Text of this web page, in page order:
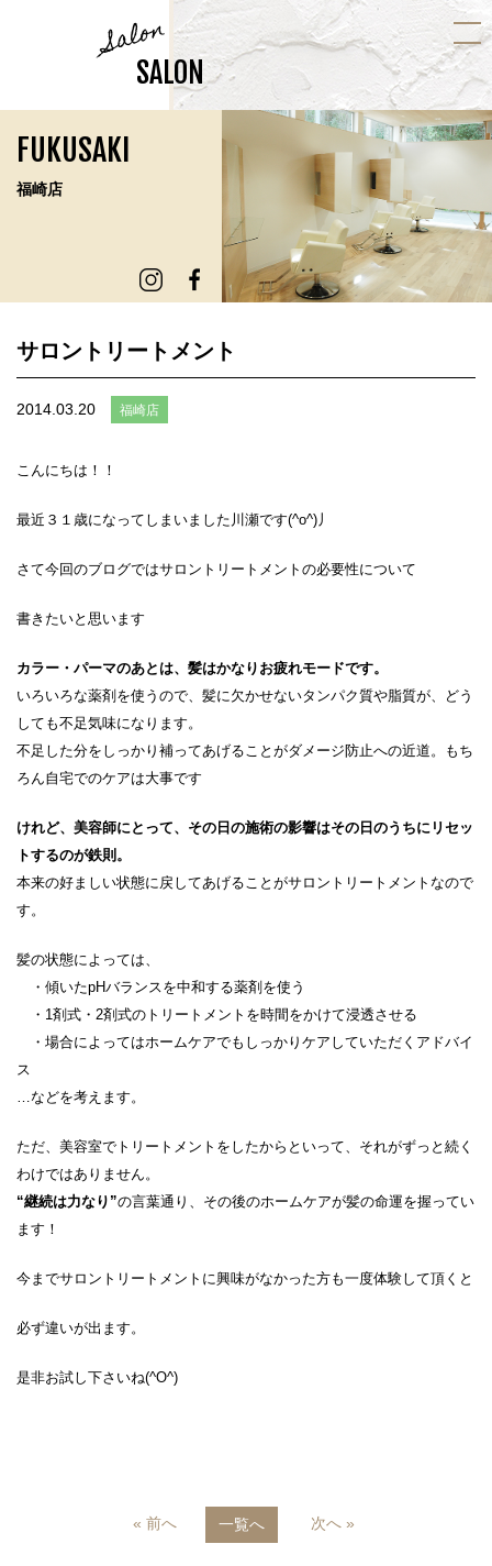
Salon
SALON
FUKUSAKI
福崎店
サロントリートメント
2014.03.20 福崎店
こんにちは！！
最近３１歳になってしまいました川瀬です(^o^)丿
さて今回のブログではサロントリートメントの必要性について
書きたいと思います
カラー・パーマのあとは、髪はかなりお疲れモードです。
いろいろな薬剤を使うので、髪に欠かせないタンパク質や脂質が、どう
しても不足気味になります。
不足した分をしっかり補ってあげることがダメージ防止への近道。もち
ろん自宅でのケアは大事です
けれど、美容師にとって、その日の施術の影響はその日のうちにリセッ
トするのが鉄則。
本来の好ましい状態に戻してあげることがサロントリートメントなので
す。
髪の状態によっては、
・傾いたpHバランスを中和する薬剤を使う
・1剤式・2剤式のトリートメントを時間をかけて浸透させる
・場合によってはホームケアでもしっかりケアしていただくアドバイ
ス
…などを考えます。
ただ、美容室でトリートメントをしたからといって、それがずっと続く
わけではありません。
“継続は力なり”の言葉通り、その後のホームケアが髪の命運を握ってい
ます！
今までサロントリートメントに興味がなかった方も一度体験して頂くと
必ず違いが出ます。
是非お試し下さいね(^O^)
« 前へ 一覧へ 次へ »